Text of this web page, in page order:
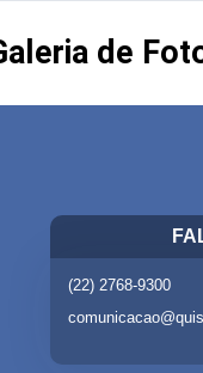
de
(22) 2768-9300